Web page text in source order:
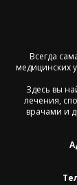
Всегда
медицинских
Здесь вы
лечения,
врачами и